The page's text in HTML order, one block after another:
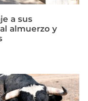
a sus
almuerzo y